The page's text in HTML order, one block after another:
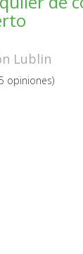
Lublin
opiniones)